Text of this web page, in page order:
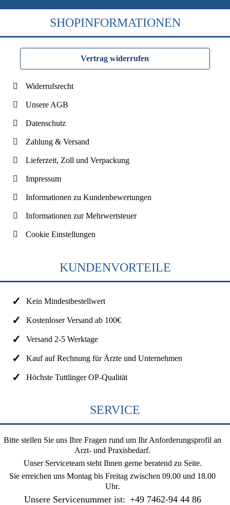
SHOPINFORMATIONEN
Vertrag widerrufen
Widerrufsrecht
Unsere AGB
Datenschutz
Zahlung & Versand
Lieferzeit, Zoll und Verpackung
Impressum
Informationen zu Kundenbewertungen
Informationen zur Mehrwertsteuer
Cookie Einstellungen
KUNDENVORTEILE
Kein Mindestbestellwert
Kostenloser Versand ab 100€
Versand 2-5 Werktage
Kauf auf Rechnung für Ärzte und Unternehmen
Höchste Tuttlinger OP-Qualität
SERVICE
Bitte stellen Sie uns Ihre Fragen rund um Ihr Anforderungsprofil an
Arzt- und Praxisbedarf.
Unser Serviceteam steht Ihnen gerne beratend zu Seite.
Sie erreichen uns Montag bis Freitag zwischen 09.00 und 18.00
Uhr.
Unsere Servicenummer ist: +49 7462-94 44 86